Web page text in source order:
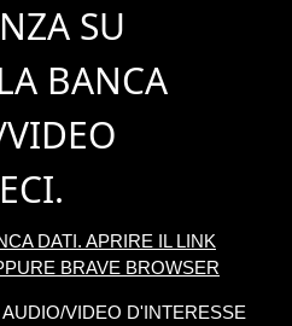
SU
BANCA
DATI. APRIRE IL LINK
BRAVE BROWSER
VIDEO D'INTERESSE